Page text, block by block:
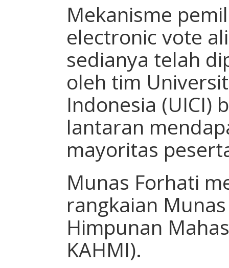
Mekanisme
electronic vote
sedianya telah
oleh tim
Indonesia (UICI)
lantaran
mayoritas
Munas Forhati
rangkaian
Himpunan
KAHMI).